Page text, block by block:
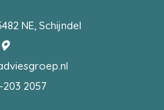
NE, Schijndel
203 2057